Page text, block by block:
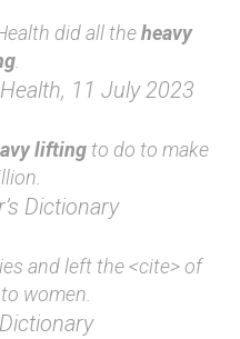
did all theheavy
.
11 July 2023
lifting to do to make
Dictionary
and left the <cite> of
women.